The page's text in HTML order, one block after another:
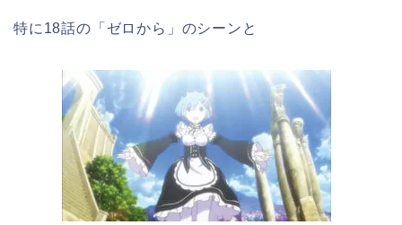
特に18話の「ゼロから」のシーンと